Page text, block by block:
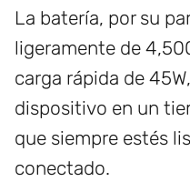
La batería, por su
ligeramente de
carga rápida de
dispositivo en un
que siempre estés
conectado.